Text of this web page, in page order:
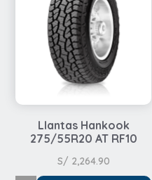
Llantas Hankook
275/55R20 AT RF10
S/ 2,264.90